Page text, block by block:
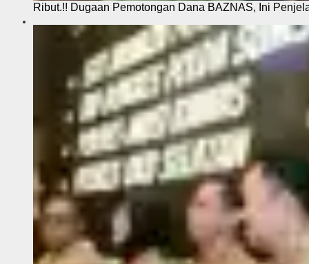
Ribut.!! Dugaan Pemotongan Dana BAZNAS, Ini